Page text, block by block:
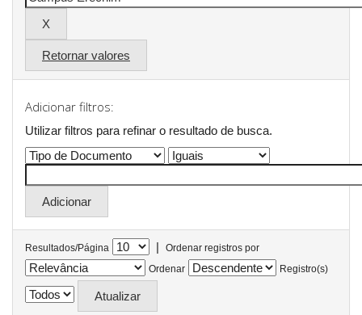
Retornar valores
Adicionar filtros:
Utilizar filtros para refinar o resultado de busca.
Resultados/Página |
Ordenar registros por
Ordenar
Registro(s)